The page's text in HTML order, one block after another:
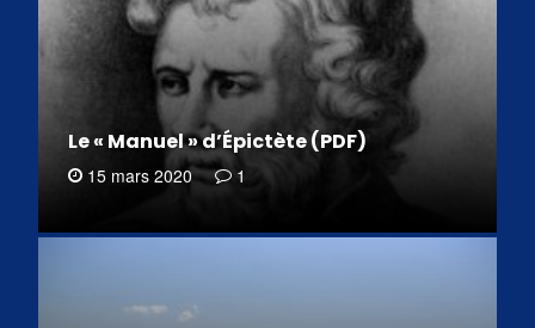
Le « Manuel » d’Épictète (PDF)
15 mars 2020 1